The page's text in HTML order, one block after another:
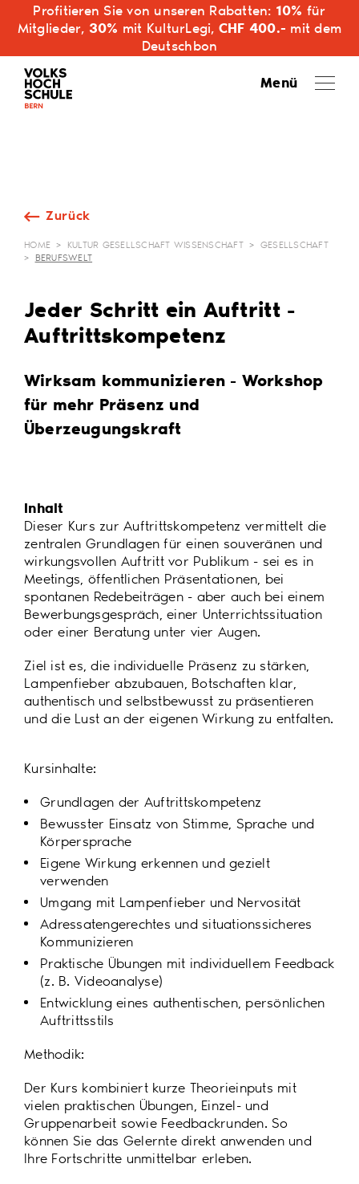
Profitieren Sie von unseren Rabatten: 10% für
Mitglieder, 30% mit KulturLegi, CHF 400.- mit dem
Deutschbon
Menü
Zurück
HOME > KULTUR GESELLSCHAFT WISSENSCHAFT > GESELLSCHAFT
> BERUFSWELT
Jeder Schritt ein Auftritt -
Auftrittskompetenz
Wirksam kommunizieren - Workshop
für mehr Präsenz und
Überzeugungskraft
Inhalt
Dieser Kurs zur Auftrittskompetenz vermittelt die
zentralen Grundlagen für einen souveränen und
wirkungsvollen Auftritt vor Publikum - sei es in
Meetings, öffentlichen Präsentationen, bei
spontanen Redebeiträgen - aber auch bei einem
Bewerbungsgespräch, einer Unterrichtssituation
oder einer Beratung unter vier Augen.
Ziel ist es, die individuelle Präsenz zu stärken,
Lampenfieber abzubauen, Botschaften klar,
authentisch und selbstbewusst zu präsentieren
und die Lust an der eigenen Wirkung zu entfalten.
Kursinhalte:
Grundlagen der Auftrittskompetenz
Bewusster Einsatz von Stimme, Sprache und
Körpersprache
Eigene Wirkung erkennen und gezielt
verwenden
Umgang mit Lampenfieber und Nervosität
Adressatengerechtes und situationssicheres
Kommunizieren
Praktische Übungen mit individuellem Feedback
(z. B. Videoanalyse)
Entwicklung eines authentischen, persönlichen
Auftrittsstils
Methodik:
Der Kurs kombiniert kurze Theorieinputs mit
vielen praktischen Übungen, Einzel- und
Gruppenarbeit sowie Feedbackrunden. So
können Sie das Gelernte direkt anwenden und
Ihre Fortschritte unmittelbar erleben.